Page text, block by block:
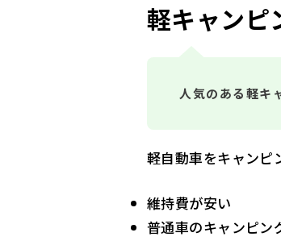
軽キャンピ
人気のある軽キ
軽自動車をキャンピ
維持費が安い
普通車のキャンピン